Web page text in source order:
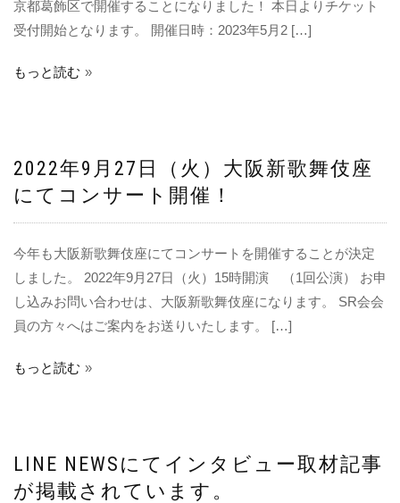
京都葛飾区で開催することになりました！ 本日よりチケット
受付開始となります。 開催日時：2023年5月2 […]
もっと読む
2022年9月27日（火）大阪新歌舞伎座
にてコンサート開催！
今年も大阪新歌舞伎座にてコンサートを開催することが決定
しました。 2022年9月27日（火）15時開演 （1回公演） お申
し込みお問い合わせは、大阪新歌舞伎座になります。 SR会会
員の方々へはご案内をお送りいたします。 […]
もっと読む
LINE NEWSにてインタビュー取材記事
が掲載されています。